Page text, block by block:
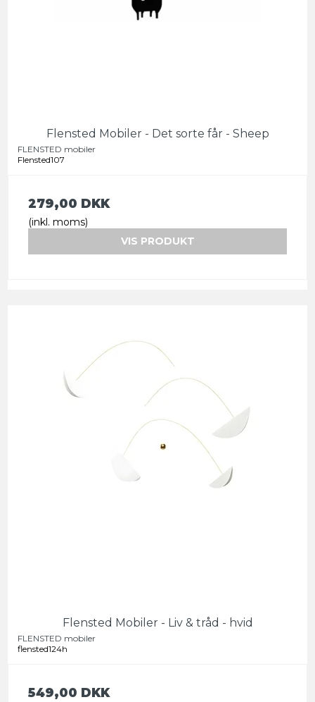
Flensted Mobiler - Det sorte får - Sheep
FLENSTED mobiler
Flensted107
279,00 DKK
(inkl. moms)
VIS PRODUKT
Flensted Mobiler - Liv & tråd - hvid
FLENSTED mobiler
flensted124h
549,00 DKK